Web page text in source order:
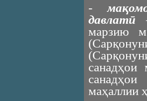
-
давлатӣ
марзию
санадҳои
маҳаллии